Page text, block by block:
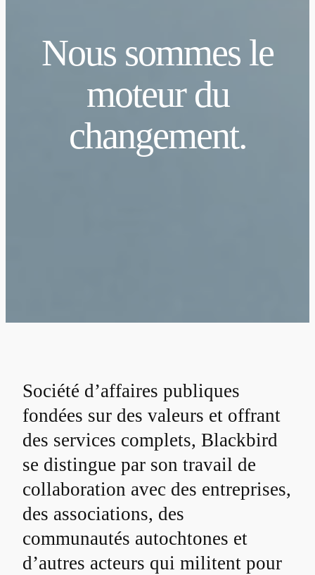
Nous sommes le
moteur du
changement.
Société d’affaires publiques
fondées sur des valeurs et offrant
des services complets, Blackbird
se distingue par son travail de
collaboration avec des entreprises,
des associations, des
communautés autochtones et
d’autres acteurs qui militent pour